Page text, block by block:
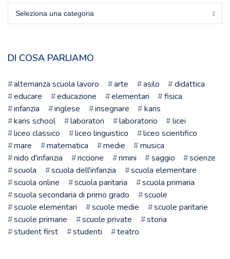
Scegli
DI COSA PARLIAMO
alternanza scuola lavoro arte asilo
didattica
educare
educazione elementari
fisica
infanzia
inglese insegnare
karis
karis school
laboratori laboratorio
licei
liceo classico
liceo linguistico
liceo scientifico
mare
matematica medie
musica
nido d'infanzia
riccione rimini saggio
scienze
scuola
scuola dell'infanzia
scuola elementare
scuola online
scuola paritaria
scuola primaria
scuola secondaria di primo grado
scuole
scuole elementari
scuole medie
scuole paritarie
scuole primarie
scuole private
storia
student first
studenti teatro